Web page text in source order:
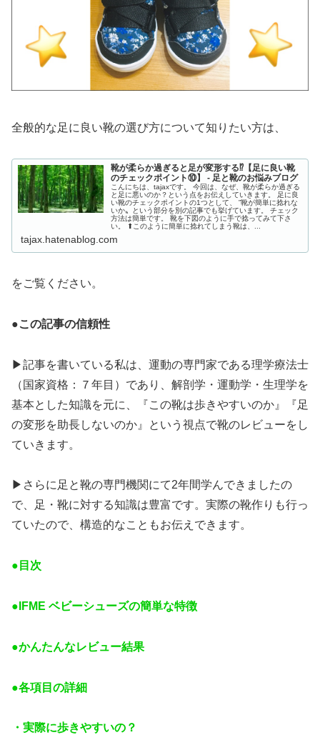
全般的な足に良い靴の選び方について知りたい方は、
靴が柔らか過ぎると足が変形する⁉︎【足に良い靴
のチェックポイント⑩】 - 足と靴のお悩みブログ
こんにちは、tajaxです。 今回は、なぜ、靴が柔らか過ぎる
と足に悪いのか？という点をお伝えしていきます。 足に良
い靴のチェックポイントの1つとして、 ”靴が簡単に捻れな
いか〟という部分を別の記事でも挙げています。 チェック
方法は簡単です。 靴を下図のように手で捻ってみて下さ
い。 ⬆︎このように簡単に捻れてしまう靴は、...
tajax.hatenablog.com
をご覧ください。
●この記事の信頼性
▶︎記事を書いている私は、運動の専門家である理学療法士
（国家資格：７年目）であり、解剖学・運動学・生理学を
基本とした知識を元に、『この靴は歩きやすいのか』『足
の変形を助長しないのか』という視点で靴のレビューをし
ていきます。
▶︎さらに足と靴の専門機関にて2年間学んできましたの
で、足・靴に対する知識は豊富です。実際の靴作りも行っ
ていたので、構造的なこともお伝えできます。
●目次
●IFME ベビーシューズの簡単な特徴
●かんたんなレビュー結果
●各項目の詳細
・実際に歩きやすいの？